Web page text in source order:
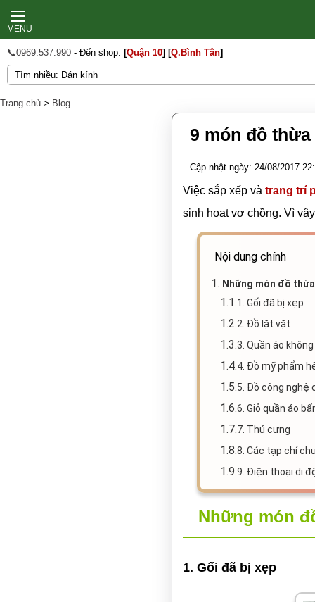
MENU
📞0969.537.990 - Đến shop: [Quận 10] [Q.Bình Tân]
Trang chủ > Blog
9 món đồ
Cập nhật ngày: 24/08/2017
Việc sắp xếp và trang trí
sinh hoạt vợ chồng. Vì
Nội dung chính
1. Những món đồ
1.1.1. Gối đã bị xẹp
1.2.2. Đồ lặt vặt
1.3.3. Quần áo
1.4.4. Đồ mỹ phẩm
1.5.5. Đồ công nghệ
1.6.6. Giỏ quần áo
1.7.7. Thú cưng
1.8.8. Các tạp chí
1.9.9. Điện thoại di
Những món
1. Gối đã bị xẹp